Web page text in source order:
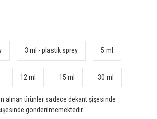
3 ml - plastik sprey 5 ml
12 ml 15 ml 30 ml
alınan ürünler sadece dekant şişesinde
gönderilmemektedir.